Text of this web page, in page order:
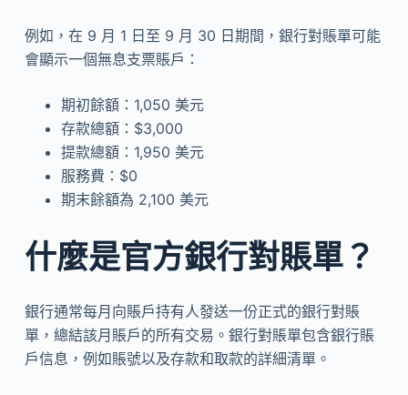
例如，在 9 月 1 日至 9 月 30 日期間，銀行對賬單可能
會顯示一個無息支票賬戶：
期初餘額：1,050 美元
存款總額：$3,000
提款總額：1,950 美元
服務費：$0
期末餘額為 2,100 美元
什麼是官方銀行對賬單？
銀行通常每月向賬戶持有人發送一份正式的銀行對賬
單，總結該月賬戶的所有交易。銀行對賬單包含銀行賬
戶信息，例如賬號以及存款和取款的詳細清單。